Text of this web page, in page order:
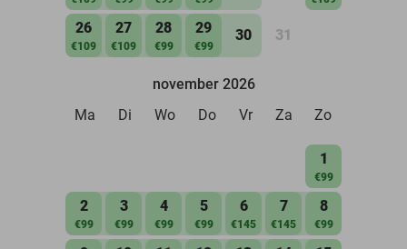
26
€109
27
€109
28
€99
29
€99
30 31
november 2026
Ma
Di Wo Do Vr Za Zo
1
€99
2
€99
3
€99
4
€99
5
€99
6
€145
7
€145
8
€99